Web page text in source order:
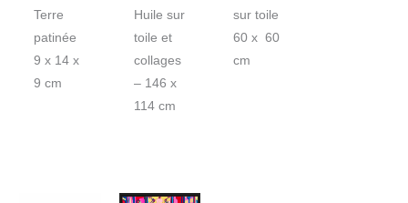
Terre
patinée
9 x 14 x
9 cm
Huile sur
toile et
collages
– 146 x
114 cm
sur toile
60 x 60
cm